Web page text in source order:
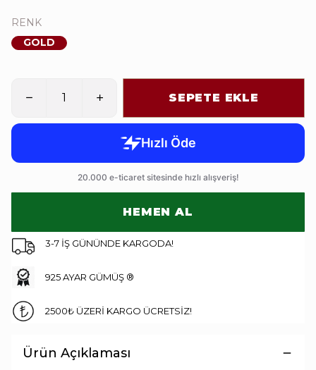
RENK
GOLD
SEPETE EKLE
HEMEN AL
3-7 İŞ GÜNÜNDE KARGODA!
925 AYAR GÜMÜŞ ®
2500₺ ÜZERİ KARGO ÜCRETSİZ!
Ürün Açıklaması